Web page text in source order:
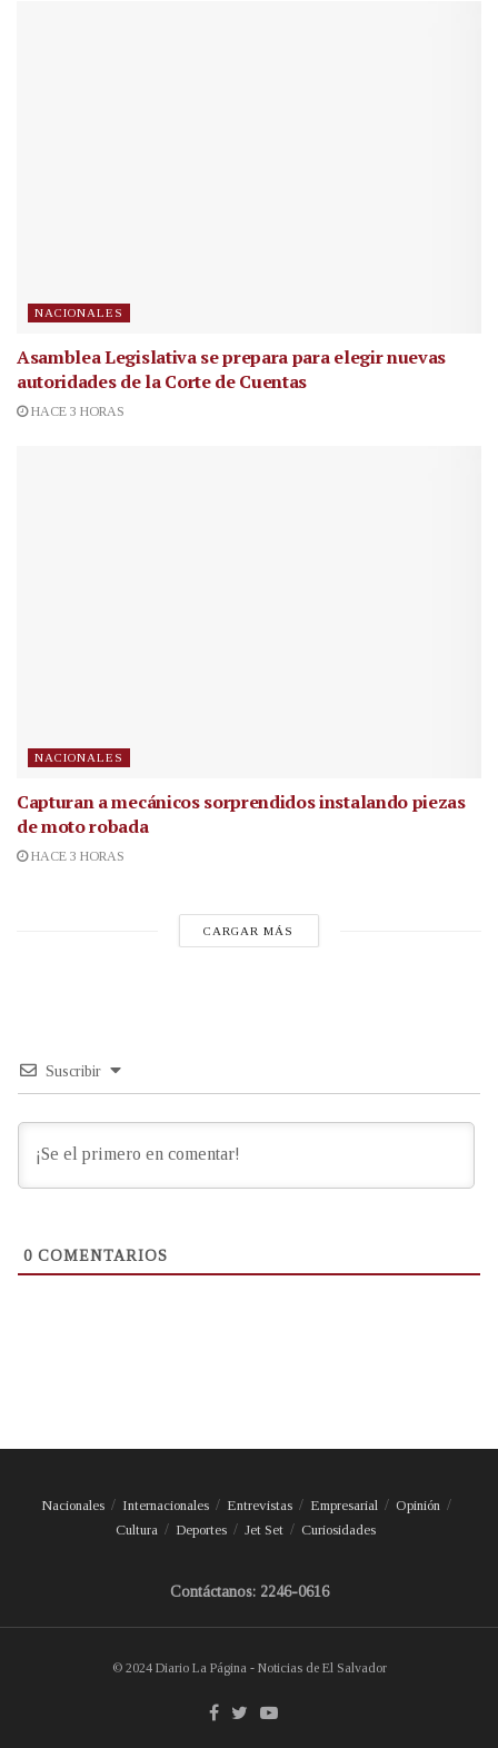
NACIONALES
Asamblea Legislativa se prepara para elegir nuevas
autoridades de la Corte de Cuentas
HACE 3 HORAS
NACIONALES
Capturan a mecánicos sorprendidos instalando piezas
de moto robada
HACE 3 HORAS
CARGAR MÁS
Suscribir
0 COMENTARIOS
Nacionales Internacionales Entrevistas Empresarial
Opinión
Cultura
Deportes Jet Set Curiosidades
Contáctanos: 2246-0616
© 2024 Diario La Página - Noticias de El Salvador